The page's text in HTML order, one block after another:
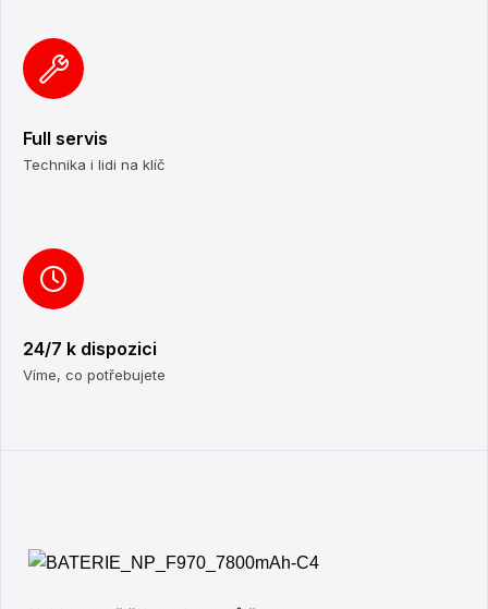
Full servis
Technika i lidi na klíč
24/7 k dispozici
Víme, co potřebujete